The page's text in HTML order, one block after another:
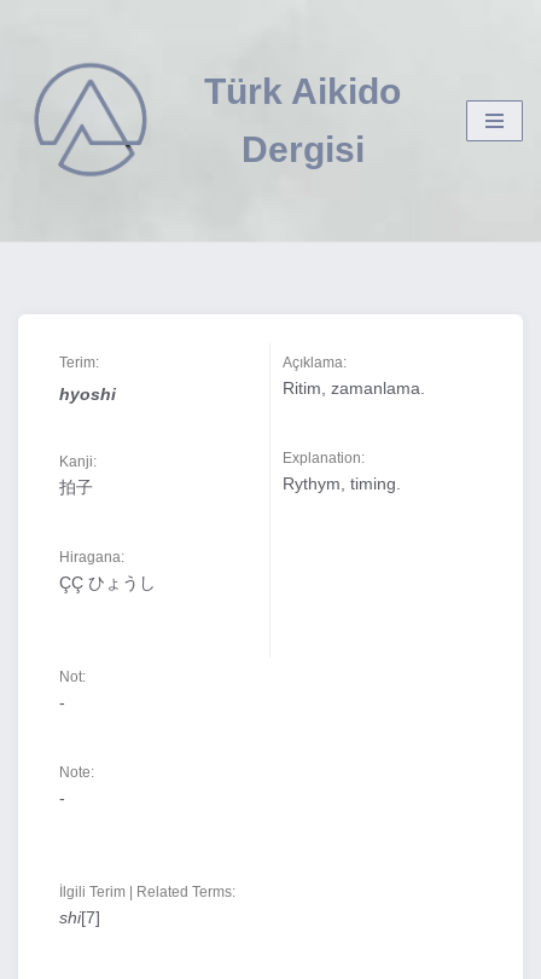
İçeriğe
geç
Türk Aikido
Dergisi
Terim:
hyoshi
Kanji:
拍子
Hiragana:
ÇÇ ひょうし
Açıklama:
Ritim, zamanlama.
Explanation:
Rythym, timing.
Not:
-
Note:
-
İlgili Terim | Related Terms:
shi[7]